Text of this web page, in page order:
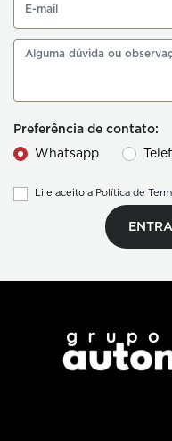
Preferência de contato:
Whatsapp
Li e aceito a Política de